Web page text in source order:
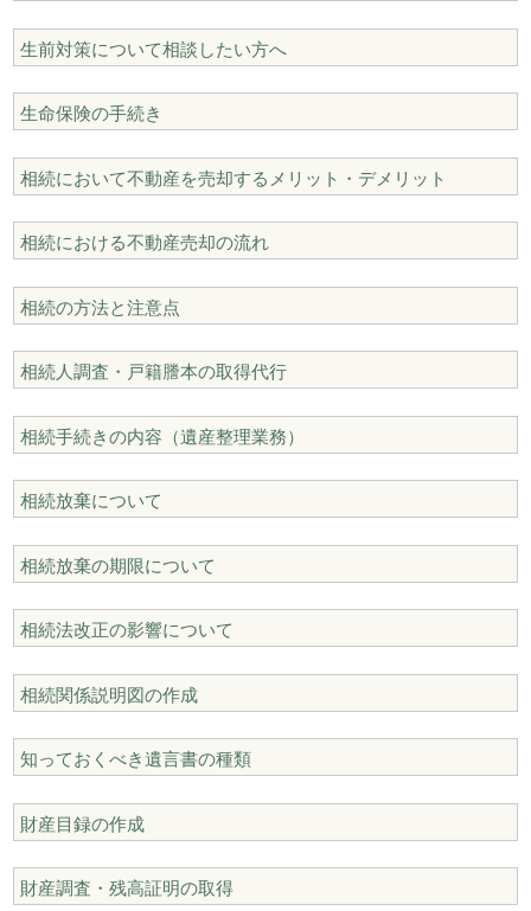
生前対策について相談したい方へ
生命保険の手続き
相続において不動産を売却するメリット・デメリット
相続における不動産売却の流れ
相続の方法と注意点
相続人調査・戸籍謄本の取得代行
相続手続きの内容（遺産整理業務）
相続放棄について
相続放棄の期限について
相続法改正の影響について
相続関係説明図の作成
知っておくべき遺言書の種類
財産目録の作成
財産調査・残高証明の取得